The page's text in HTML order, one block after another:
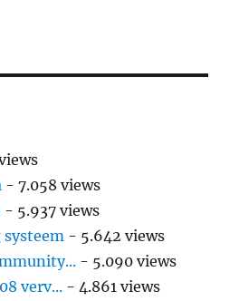
- 7.058 views
- 5.937 views
- 5.642 views
- 5.090 views
verv... - 4.861 views